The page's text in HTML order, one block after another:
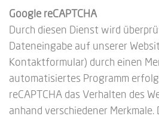
Google reCAPTCHA
Durch diesen Dienst wird
Dateneingabe auf unserer
Kontaktformular) durch einen
automatisiertes Programm
reCAPTCHA das Verhalten des
anhand verschiedener